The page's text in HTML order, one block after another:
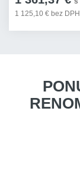
1 125,10 € bez DPH